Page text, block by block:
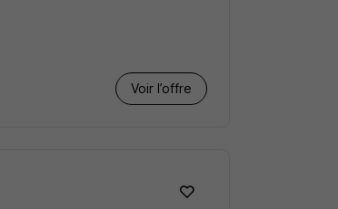
Voir l’offre